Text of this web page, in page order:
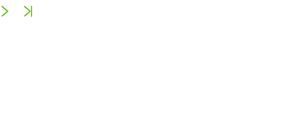
Vorwärts